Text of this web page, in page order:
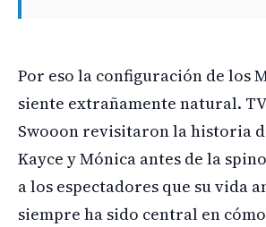
Por eso la configuración de los
siente extrañamente natural.
Swooon revisitaron la historia
Kayce y Mónica antes de la
a los espectadores que su vida
siempre ha sido central en